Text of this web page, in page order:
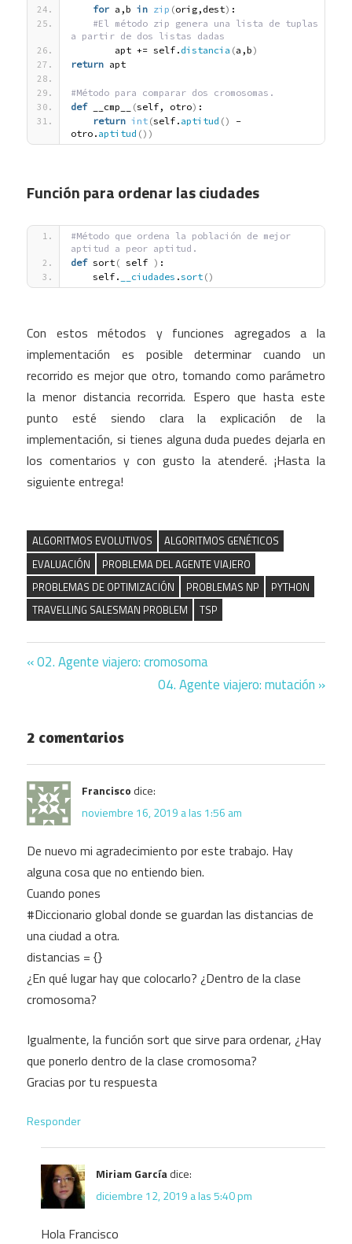
for a,b in zip (orig,dest) :
#El método zip genera una lista de tuplas
a partir de dos listas dadas
        apt += self.
distancia (a,b)
return apt
#Método para comparar dos cromosomas.
def __cmp__ (self, otro) :
return int (self. aptitud ()
-
otro. aptitud () )
Función para ordenar las ciudades
#Método que ordena la población de mejor
aptitud a peor aptitud.
def sort ( self ) :
    self.
__ciudades .sort ()
Con estos métodos y funciones agregados a la
implementación es posible determinar cuando un
recorrido es mejor que otro, tomando como parámetro
la menor distancia recorrida. Espero que hasta este
punto esté siendo clara la explicación de la
implementación, si tienes alguna duda puedes dejarla en
los comentarios y con gusto la atenderé. ¡Hasta la
siguiente entrega!
ALGORITMOS EVOLUTIVOS
ALGORITMOS GENÉTICOS
EVALUACIÓN
PROBLEMA DEL AGENTE VIAJERO
PROBLEMAS DE OPTIMIZACIÓN
PROBLEMAS NP
PYTHON
TRAVELLING SALESMAN PROBLEM
TSP
Previous
02. Agente viajero: cromosoma
Next
04. Agente viajero: mutación
2 comentarios
Francisco dice:
noviembre 16, 2019 a las 1:56 am
De nuevo mi agradecimiento por este trabajo. Hay
alguna cosa que no entiendo bien.
Cuando pones
#Diccionario global donde se guardan las distancias de
una ciudad a otra.
distancias = {}
¿En qué lugar hay que colocarlo? ¿Dentro de la clase
cromosoma?
Igualmente, la función sort que sirve para ordenar, ¿Hay
que ponerlo dentro de la clase cromosoma?
Gracias por tu respuesta
Responder
Miriam García dice:
diciembre 12, 2019 a las 5:40 pm
Hola Francisco